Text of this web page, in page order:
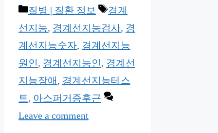
Categories
질병 | 질환 정보 Tags
경계
선지능, 경계선지능검사, 경
계선지능숫자, 경계선지능
원인, 경계선지능인, 경계선
지능장애 , 경계선지능테스
트, 아스퍼거증후근
Leave a comment